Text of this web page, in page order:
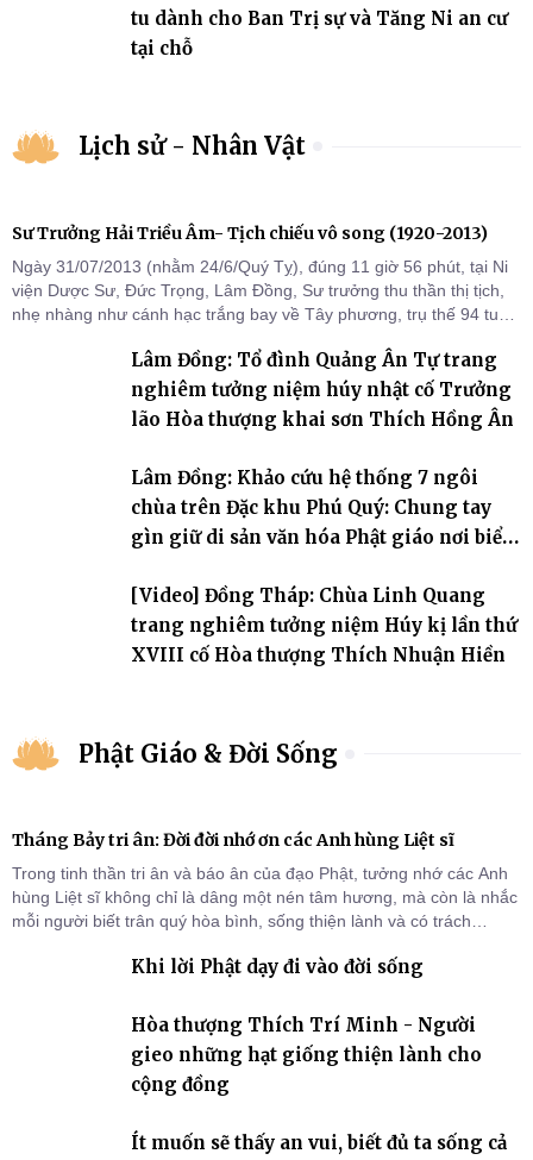
tu dành cho Ban Trị sự và Tăng Ni an cư
tại chỗ
Lịch sử - Nhân Vật
Sư Trưởng Hải Triều Âm- Tịch chiếu vô song (1920-2013)
Ngày 31/07/2013 (nhằm 24/6/Quý Tỵ), đúng 11 giờ 56 phút, tại Ni
viện Dược Sư, Đức Trọng, Lâm Đồng, Sư trưởng thu thần thị tịch,
nhẹ nhàng như cánh hạc trắng bay về Tây phương, trụ thế 94 tuổi
Lâm Đồng: Tổ đình Quảng Ân Tự trang
nghiêm tưởng niệm húy nhật cố Trưởng
lão Hòa thượng khai sơn Thích Hồng Ân
Lâm Đồng: Khảo cứu hệ thống 7 ngôi
chùa trên Đặc khu Phú Quý: Chung tay
gìn giữ di sản văn hóa Phật giáo nơi biển
[Video] Đồng Tháp: Chùa Linh Quang
trang nghiêm tưởng niệm Húy kị lần thứ
XVIII cố Hòa thượng Thích Nhuận Hiền
Phật Giáo & Đời Sống
Tháng Bảy tri ân: Đời đời nhớ ơn các Anh hùng Liệt sĩ
Trong tinh thần tri ân và báo ân của đạo Phật, tưởng nhớ các Anh
hùng Liệt sĩ không chỉ là dâng một nén tâm hương, mà còn là nhắc
mỗi người biết trân quý hòa bình, sống thiện lành và có trách
Khi lời Phật dạy đi vào đời sống
Hòa thượng Thích Trí Minh - Người
gieo những hạt giống thiện lành cho
cộng đồng
Ít muốn sẽ thấy an vui, biết đủ ta sống cả